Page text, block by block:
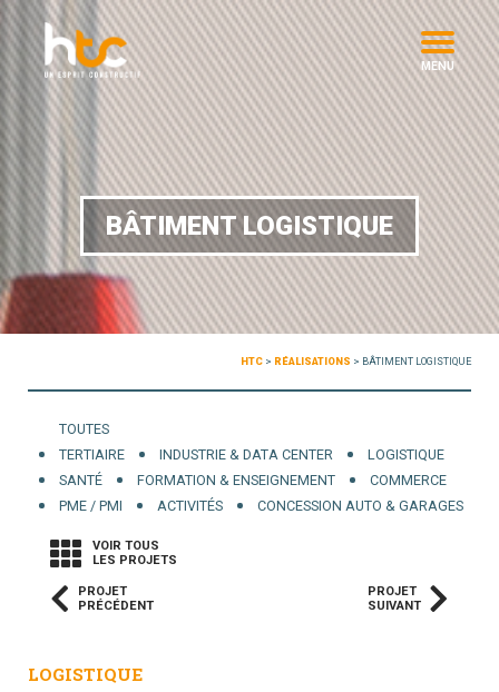
MENU
BÂTIMENT LOGISTIQUE
HTC > RÉALISATIONS > BÂTIMENT LOGISTIQUE
TOUTES
TERTIAIRE
INDUSTRIE & DATA CENTER
LOGISTIQUE
SANTÉ
FORMATION & ENSEIGNEMENT
COMMERCE
PME / PMI
ACTIVITÉS CONCESSION AUTO & GARAGES
VOIR TOUS
LES PROJETS
PROJET
PRÉCÉDENT
PROJET
SUIVANT
LOGISTIQUE